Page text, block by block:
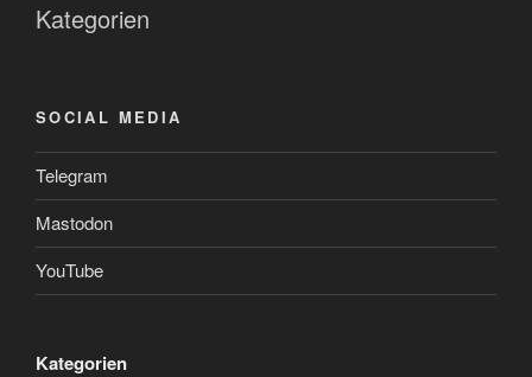
Kategorien
SOCIAL MEDIA
Telegram
Mastodon
YouTube
Kategorien